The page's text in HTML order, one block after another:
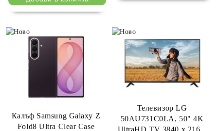
Калъф Samsung Galaxy Z
Fold8 Ultra Clear Case
Телевизор LG
50AU731C0LA, 50" 4K
UltraHD TV 3840 x 2160,